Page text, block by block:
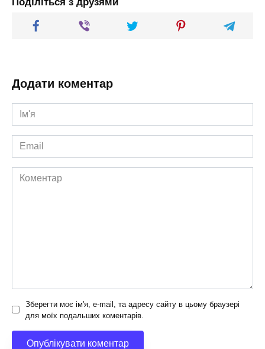
Додати коментар
Ім'я
*
Email
*
Коментар
Зберегти моє ім'я, e-mail, та адресу сайту в цьому браузері
для моїх подальших коментарів.